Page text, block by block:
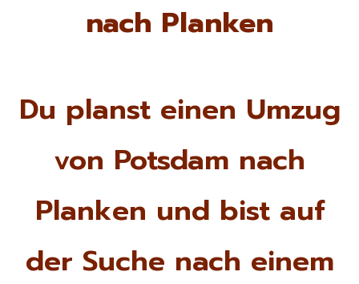
nach Planken
Du planst einen Umzug
von Potsdam nach
Planken und bist auf
der Suche nach einem